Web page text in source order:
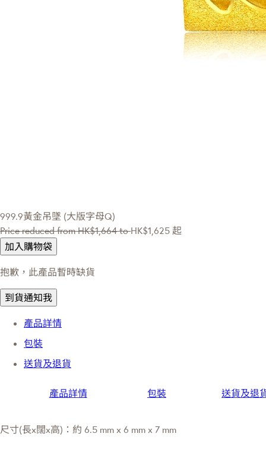
999.9黃金吊墜 (大版字母Q)
Price reduced fromHK$1,664 toHK$1,625 起
加入購物袋
抱歉，此產品暫時缺貨
到貨通知我
產品詳情
包裝
送貨及退貨
產品詳情 包裝 送貨及退
尺寸(長x闊x高)：約 6.5 mm x 6 mm x 7 mm